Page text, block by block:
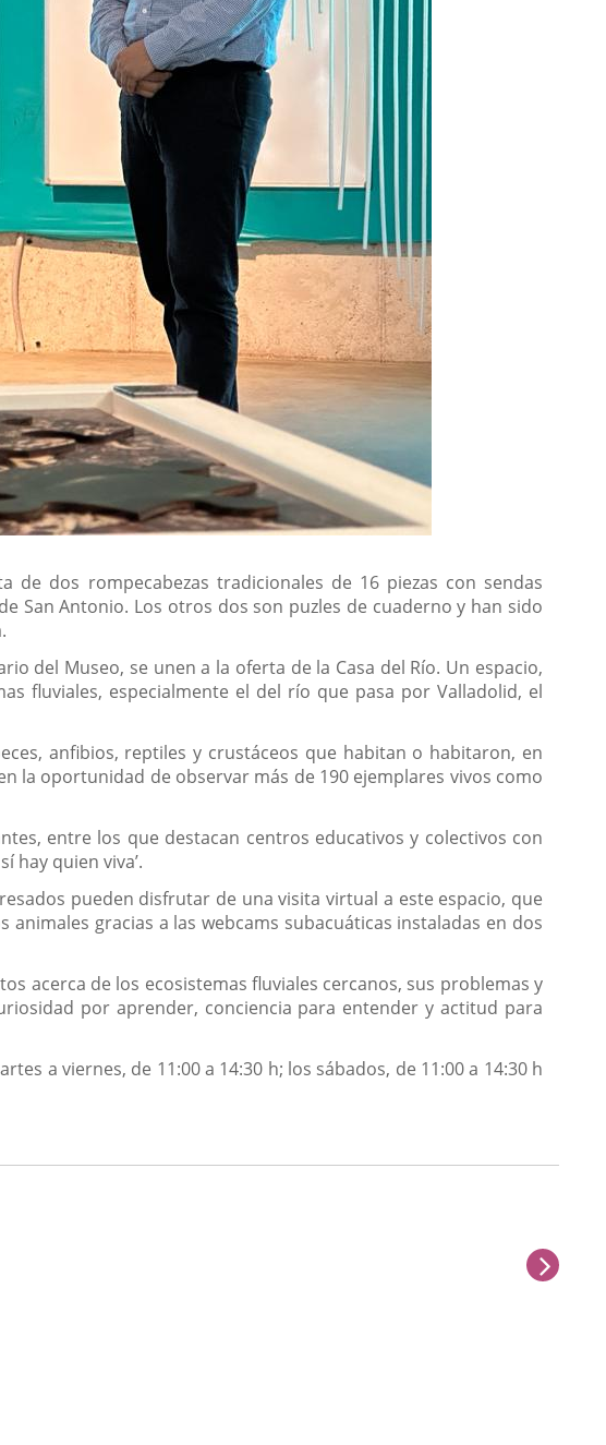
dos rompecabezas tradicionales de 16 piezas con sendas
San Antonio. Los otros dos son puzles de cuaderno y han sido
del Museo, se unen a la oferta de la Casa del Río. Un espacio,
fluviales, especialmente el del río que pasa por Valladolid, el
anfibios, reptiles y crustáceos que habitan o habitaron, en
la oportunidad de observar más de 190 ejemplares vivos como
entre los que destacan centros educativos y colectivos con
hay quien viva’.
pueden disfrutar de una visita virtual a este espacio, que
gracias a las webcams subacuáticas instaladas en dos
acerca de los ecosistemas fluviales cercanos, sus problemas y
por aprender, conciencia para entender y actitud para
a viernes, de 11:00 a 14:30 h; los sábados, de 11:00 a 14:30 h